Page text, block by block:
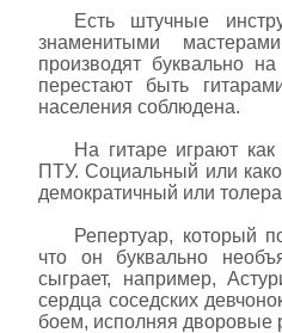
Есть штучные
знаменитыми
производят буквально
перестают быть
населения соблюдена.
На гитаре играют как
ПТУ. Социальный или
демократичный или
Репертуар, который
что он буквально
сыграет, например,
сердца соседских
боем, исполняя дворовые